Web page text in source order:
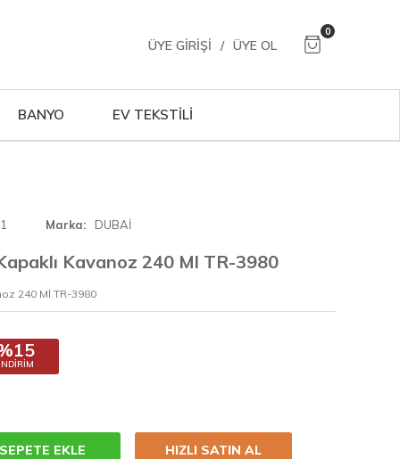
ÜYE GIRIŞI / ÜYE OL
0
BANYO EV TEKSTİLİ
Marka DUBAİ
Kavanoz 240 Ml TR-3980
240 Ml TR-3980
SEPETE EKLE HIZLI SATIN AL